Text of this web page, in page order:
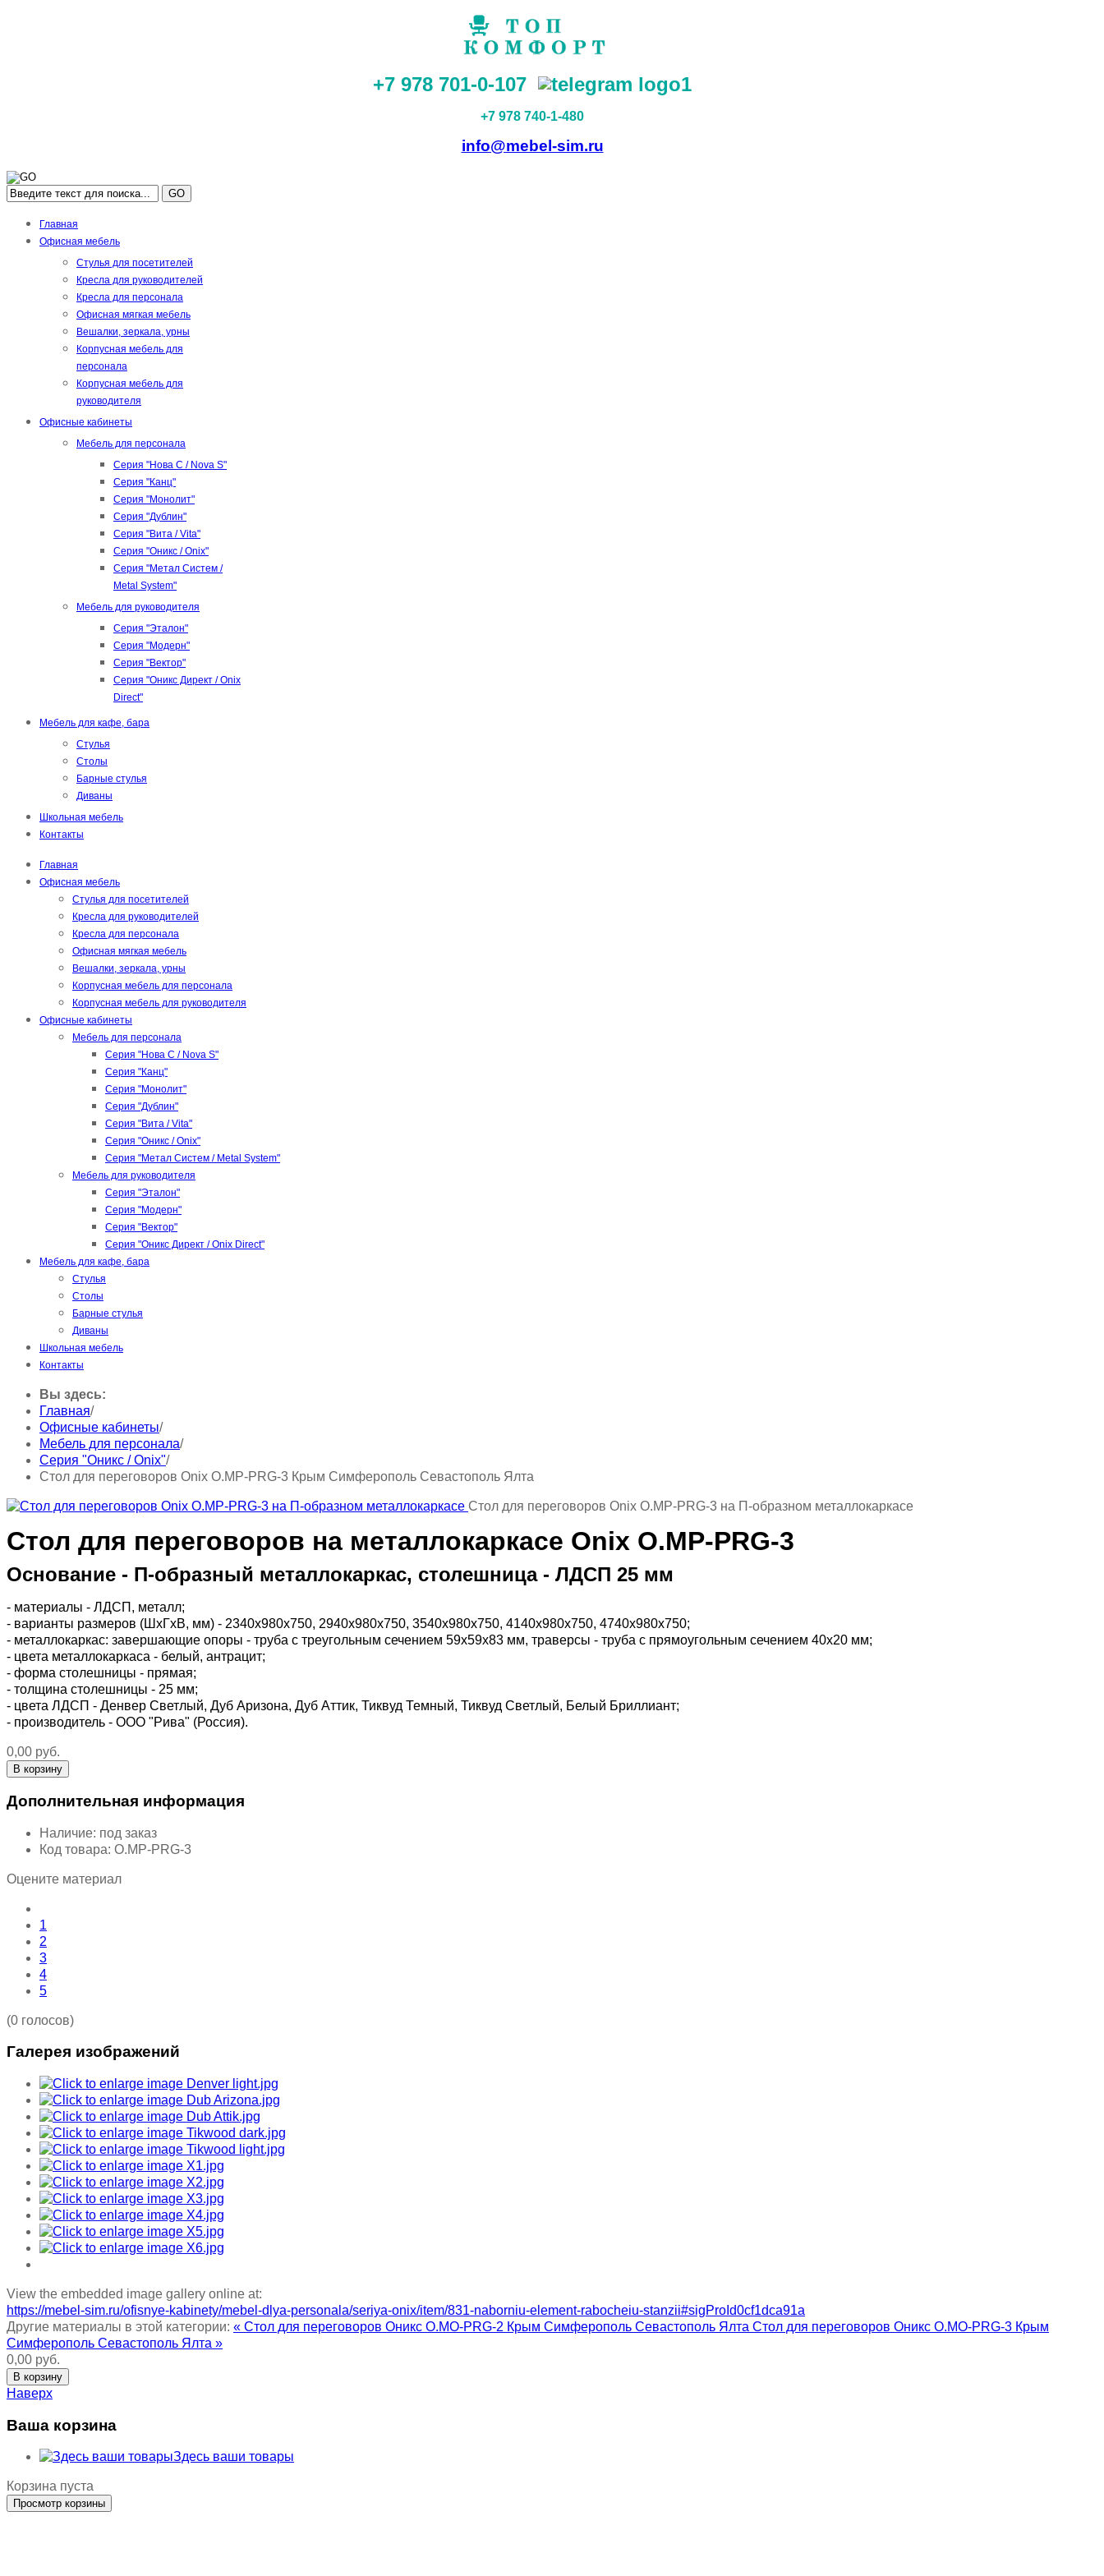
+7 978 701-0-107
+7 978 740-1-480
info@mebel-sim.ru
GO
Главная
Офисная мебель
Стулья для посетителей
Кресла для руководителей
Кресла для персонала
Офисная мягкая мебель
Вешалки, зеркала, урны
Корпусная мебель для
персонала
Корпусная мебель для
руководителя
Офисные кабинеты
Мебель для персонала
Серия "Нова С / Nova S"
Серия "Канц"
Серия "Монолит"
Серия "Дублин"
Серия "Вита / Vita"
Серия "Оникс / Onix"
Серия "Метал Систем /
Metal System"
Мебель для руководителя
Серия "Эталон"
Серия "Модерн"
Серия "Вектор"
Серия "Оникс Директ / Onix
Direct"
Мебель для кафе, бара
Стулья
Столы
Барные стулья
Диваны
Школьная мебель
Контакты
Главная
Офисная мебель
Стулья для посетителей
Кресла для руководителей
Кресла для персонала
Офисная мягкая мебель
Вешалки, зеркала, урны
Корпусная мебель для персонала
Корпусная мебель для руководителя
Офисные кабинеты
Мебель для персонала
Серия "Нова С / Nova S"
Серия "Канц"
Серия "Монолит"
Серия "Дублин"
Серия "Вита / Vita"
Серия "Оникс / Onix"
Серия "Метал Систем / Metal System"
Мебель для руководителя
Серия "Эталон"
Серия "Модерн"
Серия "Вектор"
Серия "Оникс Директ / Onix Direct"
Мебель для кафе, бара
Стулья
Столы
Барные стулья
Диваны
Школьная мебель
Контакты
Вы здесь:
Главная/
Офисные кабинеты/
Мебель для персонала/
Серия "Оникс / Onix"/
Стол для переговоров Onix O.MP-PRG-3 Крым Симферополь Севастополь Ялта
Стол для переговоров Onix O.MP-PRG-3 на П-образном металлокаркасе
Стол для переговоров на металлокаркасе Onix O.MP-PRG-3
Основание - П-образный металлокаркас, столешница - ЛДСП 25 мм
- материалы - ЛДСП, металл;
- варианты размеров (ШхГхВ, мм) - 2340х980х750, 2940х980х750, 3540х980х750, 4140х980х750, 4740х980х750;
- металлокаркас: завершающие опоры - труба с треугольным сечением 59х59х83 мм, траверсы - труба с прямоугольным сечением 40х20 мм;
- цвета металлокаркаса - белый, антрацит;
- форма столешницы - прямая;
- толщина столешницы - 25 мм;
- цвета ЛДСП - Денвер Светлый, Дуб Аризона, Дуб Аттик, Тиквуд Темный, Тиквуд Светлый, Белый Бриллиант;
- производитель - ООО "Рива" (Россия).
0,00 руб.
Дополнительная информация
Наличие: под заказ
Код товара: O.MP-PRG-3
Оцените материал
1
2
3
4
5
(0 голосов)
Галерея изображений
View the embedded image gallery online at:
https://mebel-sim.ru/ofisnye-kabinety/mebel-dlya-personala/seriya-onix/item/831-naborniu-element-rabocheiu-stanzii#sigProId0cf1dca91a
Другие материалы в этой категории: « Стол для переговоров Оникс O.MO-PRG-2 Крым Симферополь Севастополь Ялта Стол для переговоров Оникс O.MO-PRG-3 Крым
Симферополь Севастополь Ялта »
0,00 руб.
Наверх
Ваша корзина
Здесь ваши товары
Корзина пуста